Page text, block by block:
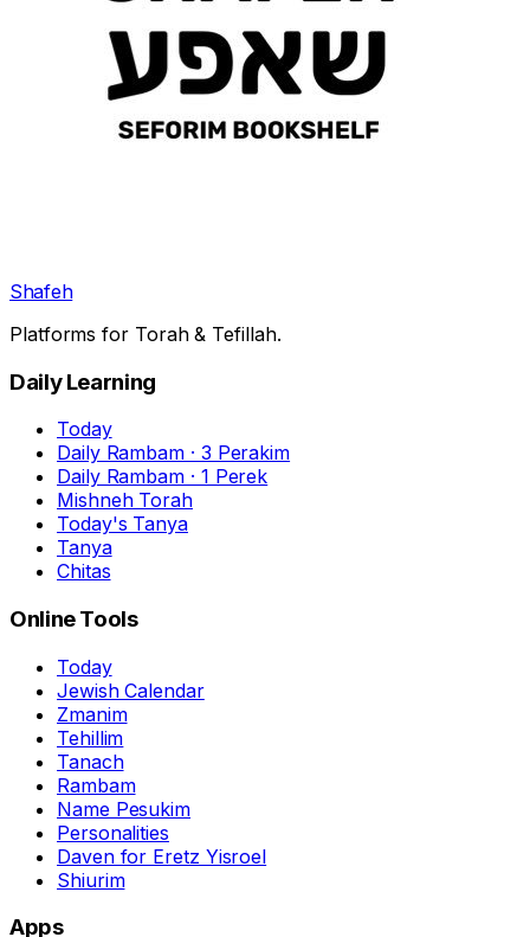
Shafeh
Platforms for Torah & Tefillah.
Daily Learning
Today
Daily Rambam · 3 Perakim
Daily Rambam · 1 Perek
Mishneh Torah
Today's Tanya
Tanya
Chitas
Online Tools
Today
Jewish Calendar
Zmanim
Tehillim
Tanach
Rambam
Name Pesukim
Personalities
Daven for Eretz Yisroel
Shiurim
Apps